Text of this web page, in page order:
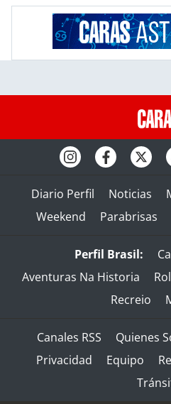
Diario Perfil Noticias
Weekend
Parabrisas
Perfil Brasil:
Aventuras Na Historia
Recreio
Canales RSS Quienes
Privacidad
Equipo